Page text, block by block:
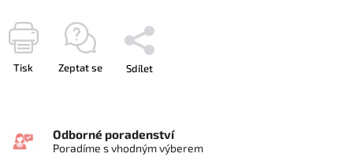
Tisk Zeptat se Sdílet
Odborné poradenství
Poradíme s vhodným výberem